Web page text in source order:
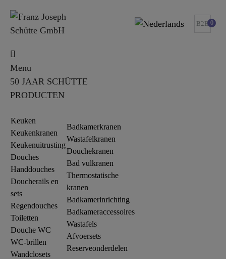
B2B 0
Menu
50 JAAR SCHÜTTE
PRODUCTEN
Keuken
Keukenkranen
Keukenuitrusting
Douches
Handdouches
Doucherails en
sets
Regendouches
Toiletten
Douche WC
WC-brillen
Wandclosets
Badkamerkranen
Wastafelkranen
Douchekranen
Bad vulkranen
Thermostatische
kranen
Badkamerinrichting
Badkameraccessoires
Wastafels
Afvoersets
Reserveonderdelen